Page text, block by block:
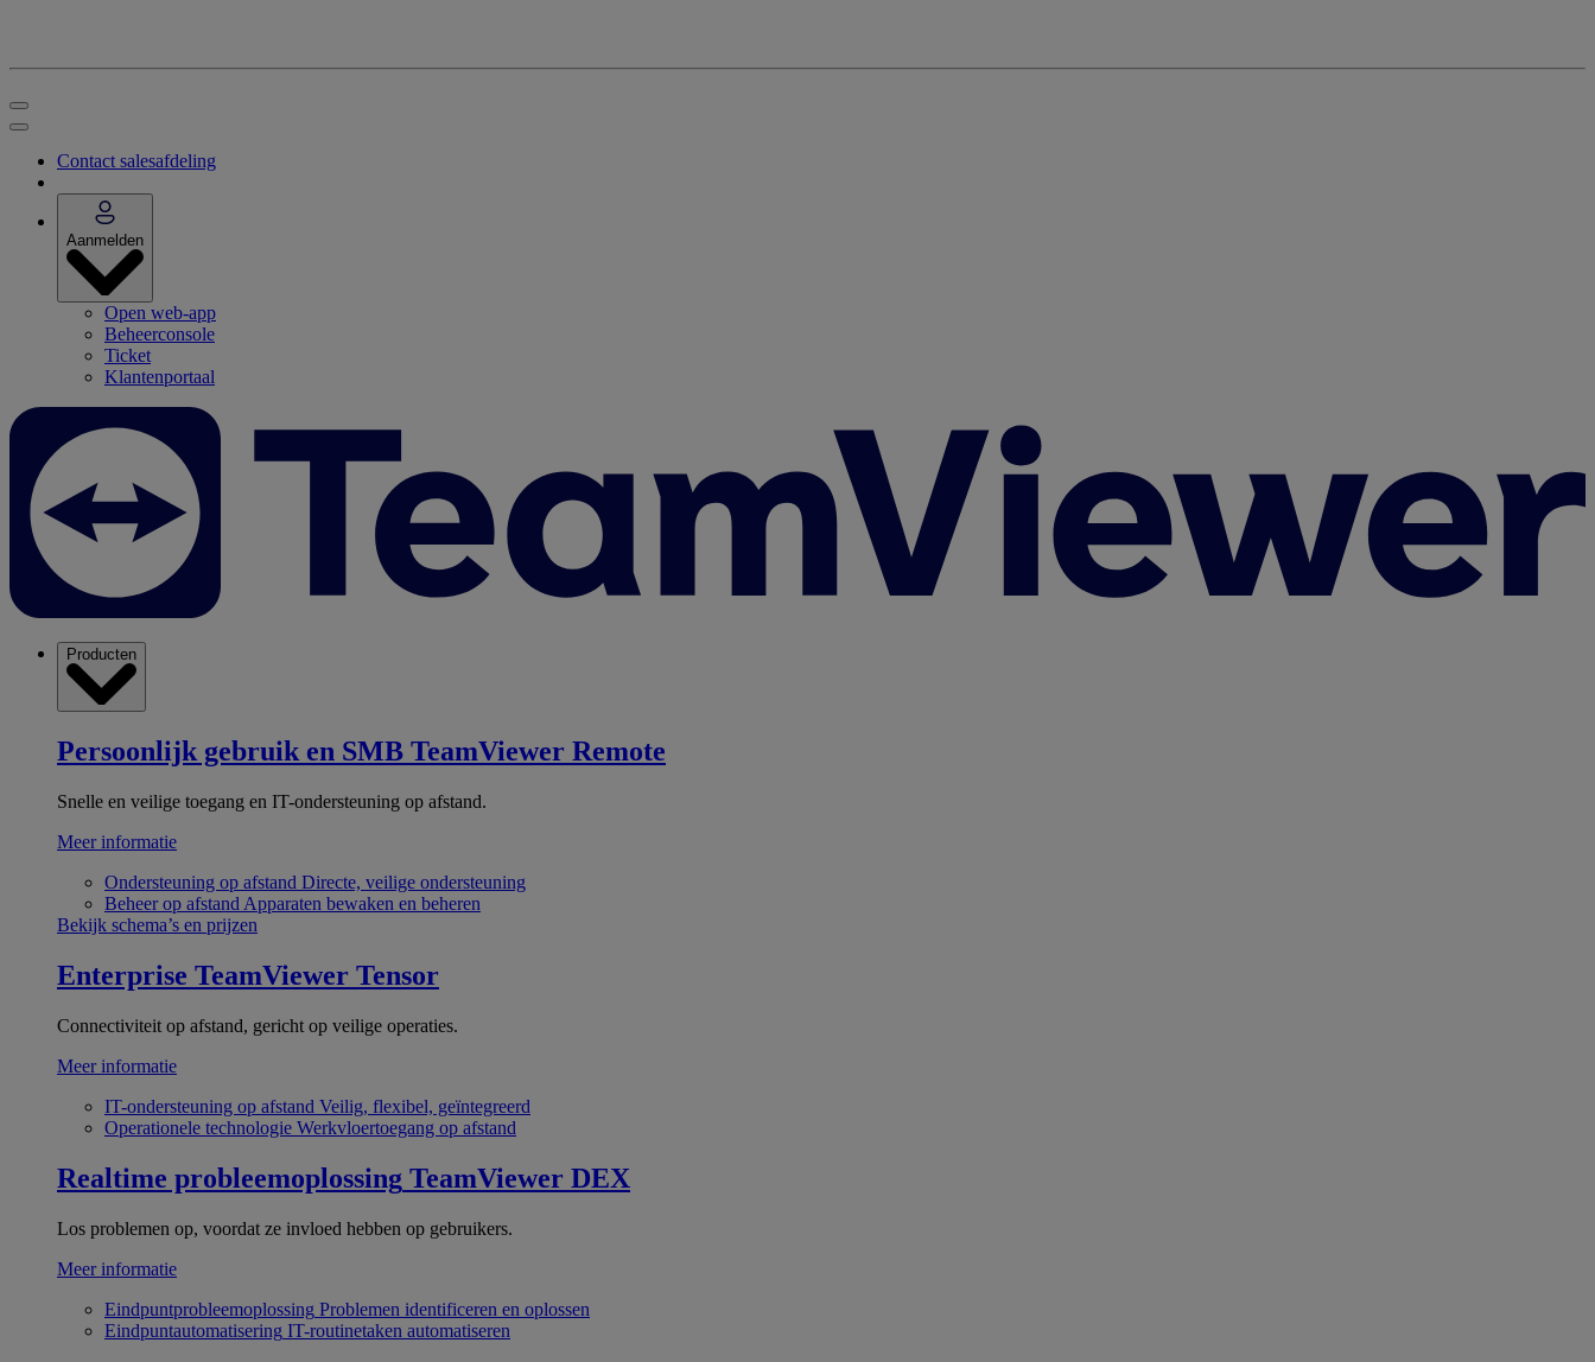
Contact salesafdeling
Aanmelden
Open web-app
Beheerconsole
Ticket
Klantenportaal
Producten
Persoonlijk gebruik en SMB TeamViewer Remote
Snelle en veilige toegang en IT-ondersteuning op afstand.
Meer informatie
Ondersteuning op afstand Directe, veilige ondersteuning
Beheer op afstand Apparaten bewaken en beheren
Bekijk schema’s en prijzen
Enterprise TeamViewer Tensor
Connectiviteit op afstand, gericht op veilige operaties.
Meer informatie
IT-ondersteuning op afstand Veilig, flexibel, geïntegreerd
Operationele technologie Werkvloertoegang op afstand
Realtime probleemoplossing TeamViewer DEX
Los problemen op, voordat ze invloed hebben op gebruikers.
Meer informatie
Eindpuntprobleemoplossing Problemen identificeren en oplossen
Eindpuntautomatisering IT-routinetaken automatiseren